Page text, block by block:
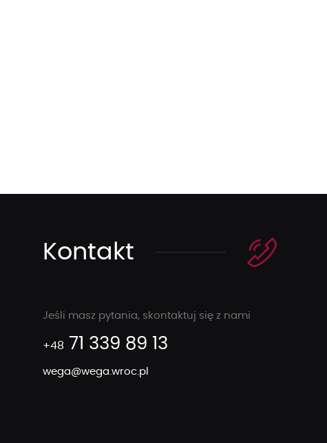
Kontakt
Jeśli masz pytania, skontaktuj się z nami
+48 71 339 89 13
wega@wega.wroc.pl